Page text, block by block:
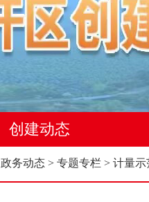
创建动态
政务动态 > 专题专栏 > 计量示